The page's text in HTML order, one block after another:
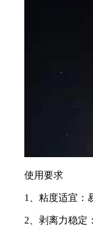
使用要求
1、粘度适宜：
2、剥离力稳定